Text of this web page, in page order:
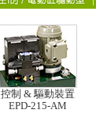
控制 & 驅動裝置
EPD-215-AM